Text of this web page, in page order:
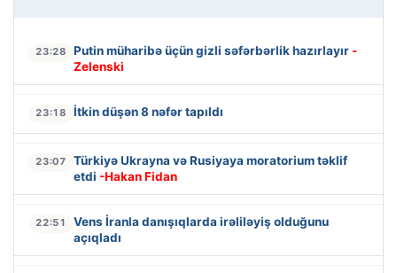
23:28 Putin müharibə üçün gizli səfərbərlik hazırlayır -
Zelenski
23:18 İtkin düşən 8 nəfər tapıldı
23:07
Türkiyə Ukrayna və Rusiyaya moratorium təklif
etdi -Hakan Fidan
22:51
Vens İranla danışıqlarda irəliləyiş olduğunu
açıqladı